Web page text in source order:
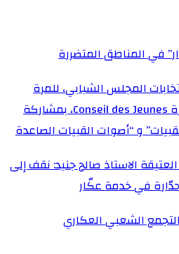
في المناطق المتضررة
المجلس الشبابي، للمرة
الاولى ،في إطار مبادرة Conseil des Jeunes، بمشاركة
و “أصوات القبيات الصاعدة
الاستاذ صالح جنيد: نقف إلى
في خدمة عكّار
الشعبي العكاري